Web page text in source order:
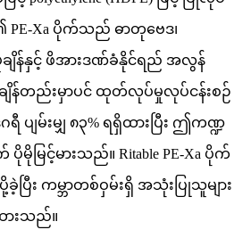
Xa ပိုက်သည် ဓာတုဗေဒ၊
ချိန်နှင့် ဖိအားဒဏ်ခံနိုင်ရည် အလွန်
ျိန်တည်းမှာပင် ထုတ်လုပ်မှုလုပ်ငန်းစဉ်
ရီ ပျမ်းမျှ ၈၃% ရရှိထားပြီး ဤကဏ္ဍ
မြင့်မားသည်။ Ritable PE-Xa ပိုက်
ပြီး ကမ္ဘာတစ်ဝှမ်းရှိ အသုံးပြုသူများ
းသည်။